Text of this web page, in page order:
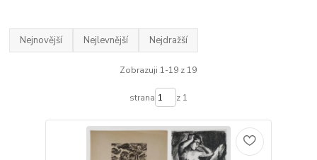
Nejnovější Nejlevnější Nejdražší
Zobrazuji 1-19 z 19
strana z 1